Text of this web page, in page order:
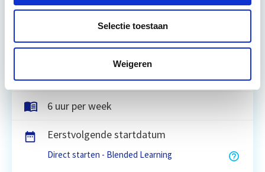
Selectie toestaan
Weigeren
Amsterdam, Utrecht, Rotterdam, Zwolle,
Eindhoven of online webinars
3 lesdagen lesdag(en)
6 uur per week
Eerstvolgende startdatum
Direct starten - Blended Learning